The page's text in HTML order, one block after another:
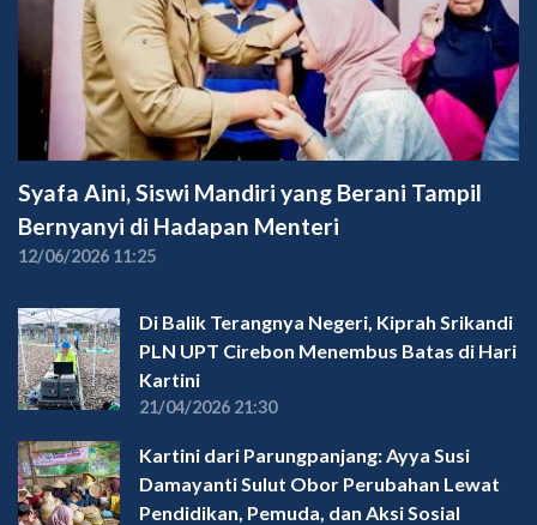
Syafa Aini, Siswi Mandiri yang Berani Tampil
Bernyanyi di Hadapan Menteri
12/06/2026 11:25
Di Balik Terangnya Negeri, Kiprah Srikandi
PLN UPT Cirebon Menembus Batas di Hari
Kartini
21/04/2026 21:30
Kartini dari Parungpanjang: Ayya Susi
Damayanti Sulut Obor Perubahan Lewat
Pendidikan, Pemuda, dan Aksi Sosial